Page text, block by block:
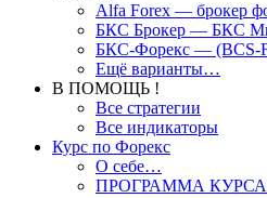
Alfa Forex — брокер
БКС Брокер — БКС
БКС-Форекс — (BCS-
Ещё варианты…
В ПОМОЩЬ !
Все стратегии
Все индикаторы
Курс по Форекс
О себе…
ПРОГРАММА КУРСА